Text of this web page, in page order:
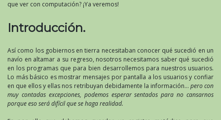
que ver con computación? ¡Ya veremos!
Introducción.
Así como los gobiernos en tierra necesitaban conocer qué sucedió en un
navío en altamar a su regreso, nosotros necesitamos saber qué sucedió
en los programas que para bien desarrollemos para nuestros usuarios.
Lo más básico es mostrar mensajes por pantalla a los usuarios y confiar
en que ellos y ellas nos retribuyan debidamente la información… pero con
muy contadas excepciones, podemos esperar sentados para no cansarnos
porque eso será difícil que se haga realidad.